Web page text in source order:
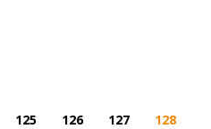
125 126 127
128